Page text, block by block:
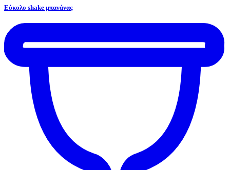
Εύκολο shake μπανάνας